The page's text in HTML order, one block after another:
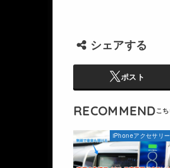
シェアする
ポスト
RECOMMEND
iPhoneアクセサリー